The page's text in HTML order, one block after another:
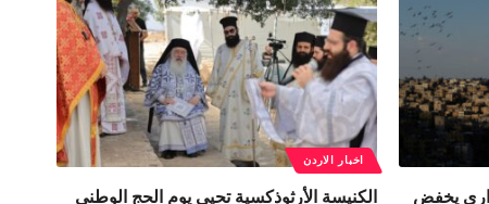
يخفض
اخبار الاردن
الكنيسة الأرثوذكسية تحيي يوم الحج الوطني